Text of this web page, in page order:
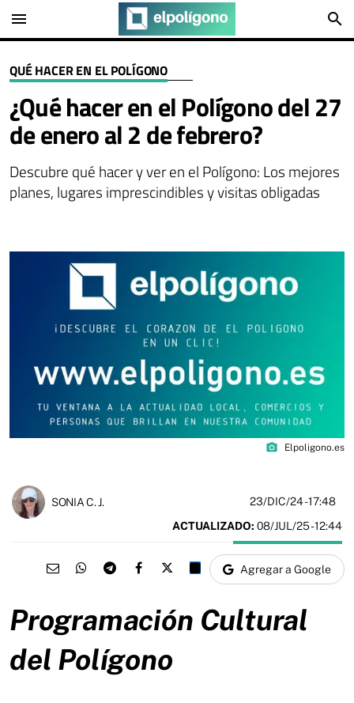
menu search
QUÉ HACER EN EL POLÍGONO
¿Qué hacer en el Polígono del 27
de enero al 2 de febrero?
Descubre qué hacer y ver en el Polígono: Los mejores
planes, lugares imprescindibles y visitas obligadas
photo_camera Elpoligono.es
SONIA C. J. 23/DIC/24- 17:48
ACTUALIZADO: 08/JUL/25 - 12:44
Agregar a Google
Programación Cultural
del Polígono